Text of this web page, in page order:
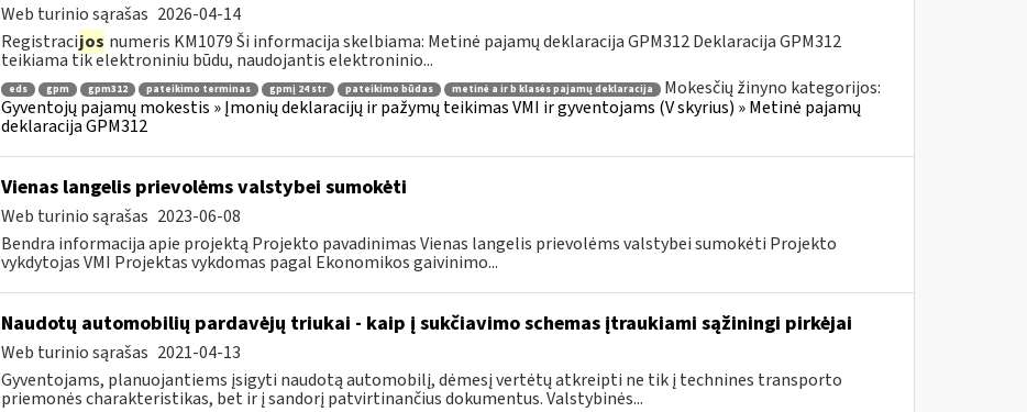
Web turinio sąrašas 2026-04-14
Registracijos numeris KM1079 Ši informacija skelbiama: Metinė pajamų deklaracija GPM312 Deklaracija GPM312
teikiama tik elektroniniu būdu, naudojantis elektroninio...
eds gpm gpm312 pateikimo terminas gpmį 24 str pateikimo būdas metinė a ir b klasės pajamų deklaracija
Mokesčių žinyno kategorijos:
Gyventojų pajamų mokestis » Įmonių deklaracijų ir pažymų teikimas VMI ir gyventojams (V skyrius) » Metinė pajamų
deklaracija GPM312
Vienas langelis prievolėms valstybei sumokėti
Web turinio sąrašas 2023-06-08
Bendra informacija apie projektą Projekto pavadinimas Vienas langelis prievolėms valstybei sumokėti Projekto
vykdytojas VMI Projektas vykdomas pagal Ekonomikos gaivinimo...
Naudotų automobilių pardavėjų triukai - kaip į sukčiavimo schemas įtraukiami sąžiningi pirkėjai
Web turinio sąrašas 2021-04-13
Gyventojams, planuojantiems įsigyti naudotą automobilį, dėmesį vertėtų atkreipti ne tik į technines transporto
priemonės charakteristikas, bet ir į sandorį patvirtinančius dokumentus. Valstybinės...